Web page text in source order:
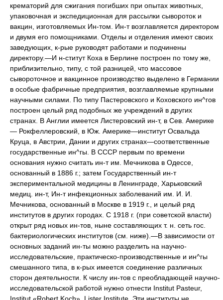
крематорий для сжигания погибших при опытах животных,
упаковочная и экспедиционная для рассылки сывороток и
вакцин, изготовляемых Ин-том. Ин-т возглавляется директором
и двумя его помощниками. Отделы и отделения имеют своих
заведующих, к-рые руководят работами и подчинены
директору.—И н-ститут Коха в Берлине построен по тому же,
приблизительно, типу, с той разницей, что массовое
сывороточное и вакцинное производство выделено в Германии
в особые фабричные предприятия, возглавляемые крупными
научными силами. По типу Пастеровского и Коховского ин^гов
построен целый ряд подобных же учреждений в других
странах. В Англии имеется Листеровский ин-т, в Сев. Америке
— Рокфеллеровский, в Юж. Америке—институт Освальда
Круца, в Австрии, Дании и других странах—соответственные
государственные ин^гы. В СССР первым по времени
основания нужно считать ин-т им. Мечникова в Одессе,
основанный в 1886 г.; затем Государственный ин-т
экспериментальной медицины в Ленинграде, Харьковский
медиц. ин-т, Ин-т инфекционных заболеваний им. И. И.
Мечникова, основанный в Москве в 1919 г., и целый ряд
институтов в других городах. С 1918 г. (при советской власти)
открыт ряд новых ин-тов, ныне составляющих т. н. сеть гос.
бактериологических институтов (см. ниже).—В зависимости от
основных заданий ин-ты можно разделить на научно-
исследовательские, практическо-производственные и ин^гы
смешанного типа, в к-рых имеется соединение различных
сторон деятельности. К числу ин-тов с преобладающей научно-
исследовательской работой нужно отнести Institut Pasteur,